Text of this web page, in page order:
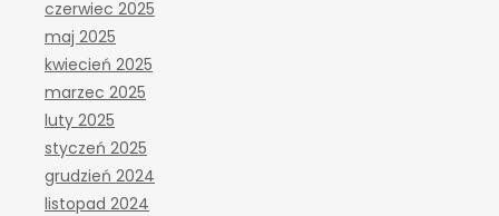
czerwiec 2025
maj 2025
kwiecień 2025
marzec 2025
luty 2025
styczeń 2025
grudzień 2024
listopad 2024